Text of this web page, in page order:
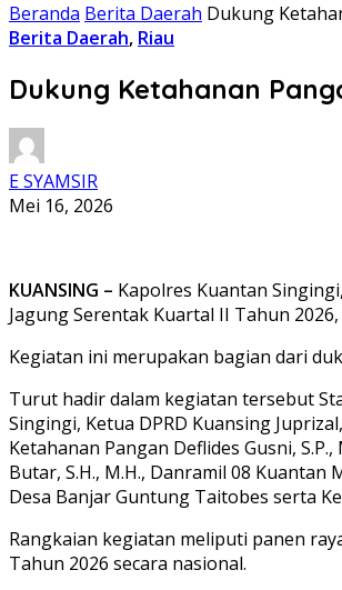
Beranda Berita Daerah Dukung
Berita Daerah, Riau
Dukung Ketahanan
E SYAMSIR
Mei 16, 2026
KUANSING – Kapolres Kuantan
Jagung Serentak Kuartal II Tahun
Kegiatan ini merupakan bagian dari
Turut hadir dalam kegiatan tersebut
Singingi, Ketua DPRD Kuansing
Ketahanan Pangan Deflides Gusni,
Butar, S.H., M.H., Danramil 08
Desa Banjar Guntung Taitobes serta
Rangkaian kegiatan meliputi panen
Tahun 2026 secara nasional.